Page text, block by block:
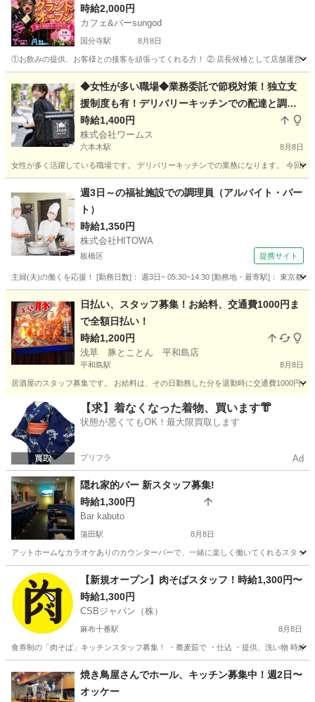
時給2,000円
カフェ&バーsungod
国分寺駅 8月8日
①お飲みの提供、お客様との接客を頑張ってくれる方！ ② 店長候補として店舗運営
国分寺駅 バーテンダー 時給
◆女性が多い職場◆業務委託で節税対策！独立支
援制度も有！デリバリーキッチンでの配達と調理
補助
時給1,400円
株式会社ワームス
六本木駅 8月8日
女性が多く活躍している職場です。 デリバリーキッチンでの業務になります。 今回
六本木駅 デリバリー 容姿
週3日～の福祉施設での調理員（アルバイト・パー
ト）
時給1,350円
株式会社HITOWA
板橋区 提携サイト
主婦(夫)の働くを応援！ [勤務日数]： 週3日~ 05:30~14:30 [勤務地・最寄駅]： 東京都
その他
日払い、スタッフ募集！お給料、交通費1000円ま
で全額日払い！
時給1,200円
浅草 豚とことん 平和島店
平和島駅 8月8日
居酒屋のスタッフ募集です。 お給料は、その日勤務した分を退勤時に交通費1000円
東京 大田区 平和島駅 居酒屋 スタッフ
【求】着なくなった着物、買います👘
状態が悪くてもOK！最大限買取します
プリフラ Ad
隠れ家的バー 新スタッフ募集!
時給1,300円
Bar kabuto
蒲田駅 8月8日
アットホームなカラオケありのカウンターバーで、一緒に楽しく働いてくれるスタッ
東京 大田区 蒲田駅 バーテンダー スタッフ
【新規オープン】肉そばスタッフ！時給1,300円〜
時給1,300円
CSBジャパン（株）
麻布十番駅 8月8日
食券制の「肉そば」キッチンスタッフ募集！ ・蕎麦茹で ・仕込 ・提供、洗い物 時
麻布十番駅 キッチン 時給
焼き鳥屋さんでホール、キッチン募集中！週2日〜
オッケー